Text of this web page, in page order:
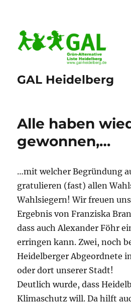
GAL Heidelberg
Alle haben
gewonnen,…
…mit welcher Begründung
gratulieren (fast) allen
Wahlsiegern! Wir freuen
Ergebnis von Franziska
dass auch Alexander Föhr
erringen kann. Zwei, noch
Heidelberger Abgeordnete
oder dort unserer Stadt!
Deutlich wurde, dass
Klimaschutz will. Da hilft